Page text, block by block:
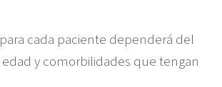
cada paciente dependerá del
y comorbilidades que tengan